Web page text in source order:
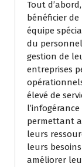
Tout
bénéficier de
équipe
du
gestion de
entreprises
élevé de
permettant
leurs
leurs
améliorer